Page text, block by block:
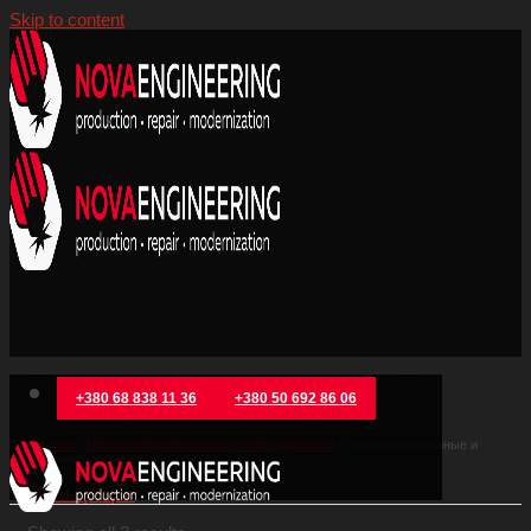
Skip to content
+380 68 838 11 36 +380 50 692 86 06
Электроэрозионные и
прошивные станки
Главная
Электроэрозионные и
прошивные станки
Фильтрация